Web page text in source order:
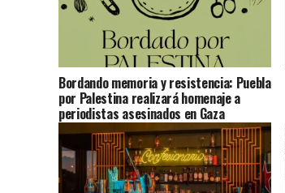
Bordando memoria y resistencia: Puebla
por Palestina realizará homenaje a
periodistas asesinados en Gaza